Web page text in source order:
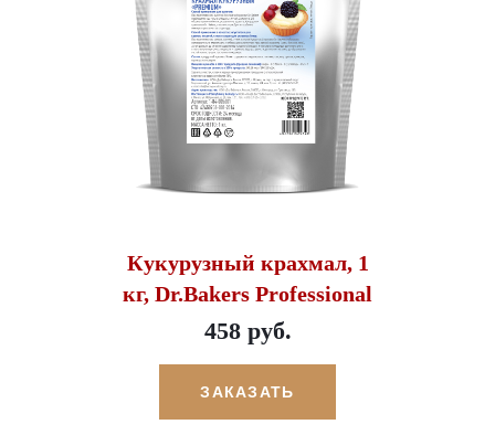
Кукурузный крахмал, 1
кг, Dr.Bakers Professional
458 руб.
ЗАКАЗАТЬ